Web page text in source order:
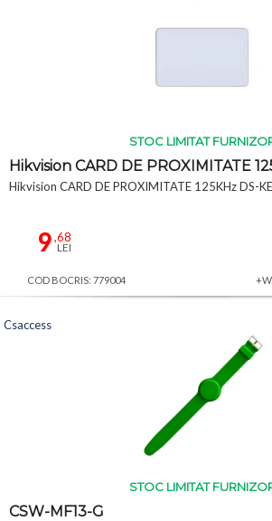
STOC LIMITAT
Hikvision CARD DE PROXIMITATE
Hikvision CARD DE PROXIMITATE 125KHz DS-
9,68
LEI
COD BOCRIS: 779004
STOC LIMITAT
CSW-MF13-G
Csaccess